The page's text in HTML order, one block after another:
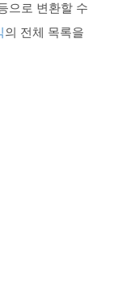
으로 변환할 수
의 전체 목록을